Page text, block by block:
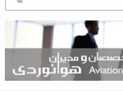
[جمعه ساعت ۰۱:۴۵]